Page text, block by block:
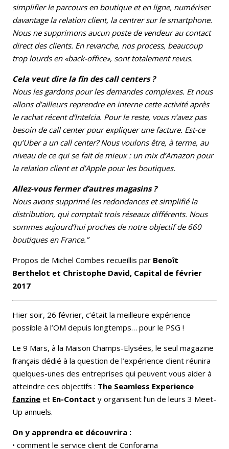
simpli­fier le parcours en boutique et en ligne, numériser
davantage la relation client, la centrer sur le smartphone.
Nous ne supprimons aucun poste de vendeur au contact
direct des clients. En revanche, nos process, beaucoup
trop lourds en «back-office», sont totalement revus.
Cela veut dire la fin des call centers ?
Nous les gardons pour les demandes complexes. Et nous
allons d’ailleurs reprendre en interne cette activité après
le rachat récent d’lntelcia. Pour le reste, vous n’avez pas
besoin de call center pour expliquer une facture. Est-ce
qu’Uber a un call center? Nous voulons être, à terme, au
niveau de ce qui se fait de mieux : un mix d’Amazon pour
la rela­tion client et d’Apple pour les boutiques.
Allez-vous fermer d’autres magasins ?
Nous avons supprimé les redondances et simplifié la
distribution, qui comptait trois réseaux différents. Nous
sommes aujourd’hui proches de notre objectif de 660
boutiques en France.”
Propos de Michel Combes recueillis par Benoît
Berthelot et Christophe David, Capital de février
2017
Hier soir, 26 février, c’était la meilleure expérience
possible à l’OM depuis longtemps… pour le PSG !
Le 9 Mars, à la Maison Champs-Elysées, le seul magazine
français dédié à la question de l’expérience client réunira
quelques-unes des entreprises qui peuvent vous aider à
atteindre ces objectifs : The Seamless Experience
fanzine et En-Contact y organisent l’un de leurs 3 Meet-
Up annuels.
On y apprendra et découvrira :
• comment le service client de Conforama